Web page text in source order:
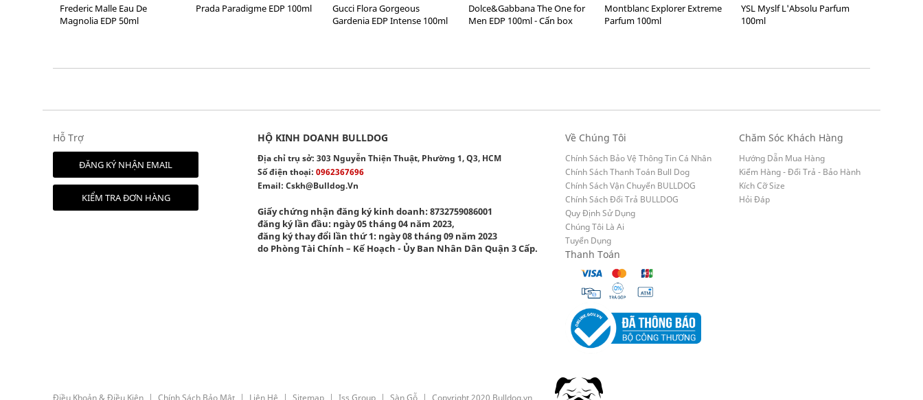
Frederic Malle Eau De
Magnolia EDP 50ml
Prada Paradigme EDP 100ml
Gucci Flora Gorgeous
Gardenia EDP Intense 100ml
Dolce&Gabbana The One for
Men EDP 100ml - Cấn box
Montblanc Explorer Extreme
Parfum 100ml
YSL Myslf L'Absolu Parfum
100ml
Hỗ Trợ
ĐĂNG KÝ NHẬN EMAIL
KIỂM TRA ĐƠN HÀNG
HỘ KINH DOANH BULLDOG
Địa chỉ trụ sở: 303 Nguyễn Thiện Thuật, Phường 1, Q3, HCM
Số điện thoại: 0962367696
Email: Cskh@bulldog.vn
Giấy chứng nhận đăng ký kinh doanh: 8732759086001
đăng ký lần đầu: ngày 05 tháng 04 năm 2023,
đăng ký thay đổi lần thứ 1: ngày 08 tháng 09 năm 2023
do Phòng Tài Chính – Kế Hoạch - Ủy Ban Nhân Dân Quận 3 Cấp.
Về Chúng Tôi
Chính Sách Bảo Vệ Thông Tin Cá Nhân
Chính Sách Thanh Toán Bull Dog
Chính Sách Vận Chuyển BULLDOG
Chính Sách Đổi Trả BULLDOG
Quy Định Sử Dụng
Chúng Tôi Là Ai
Tuyển Dụng
Chăm Sóc Khách Hàng
Hướng Dẫn Mua Hàng
Kiểm Hàng - Đổi Trả - Bảo Hành
Kích Cỡ Size
Hỏi Đáp
Thanh Toán